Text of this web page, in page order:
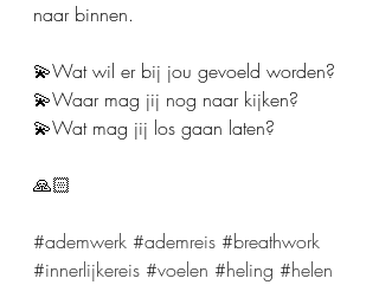
naar binnen.
💫Wat wil er bij jou gevoeld worden?
💫Waar mag jij nog naar kijken?
💫Wat mag jij los gaan laten?
🙏🏻
#ademwerk #ademreis #breathwork
#innerlijkereis #voelen #heling #helen